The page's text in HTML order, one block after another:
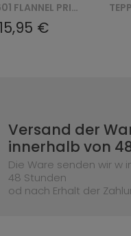
TEPPICH B-601 FLANNEL PRINTED
15,95 €
Versand der
innerhalb von
Die Ware senden wir w
48 Stunden
od nach Erhalt der